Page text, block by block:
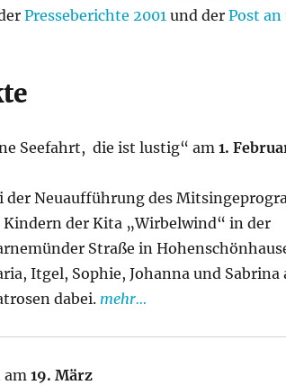
Presseberichte 2001 und derPost an
Seefahrt, die ist lustig“ am1.
der Neuaufführung des
Kindern der Kita „Wirbelwind“ in der
Straße in
Itgel, Sophie, Johanna und Sabrina
dabei. mehr…
am19. März